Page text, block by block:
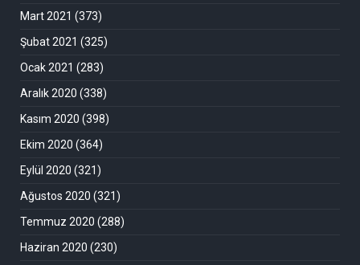
Mart 2021 (373)
Şubat 2021 (325)
Ocak 2021 (283)
Aralık 2020 (338)
Kasım 2020 (398)
Ekim 2020 (364)
Eylül 2020 (321)
Ağustos 2020 (321)
Temmuz 2020 (288)
Haziran 2020 (230)